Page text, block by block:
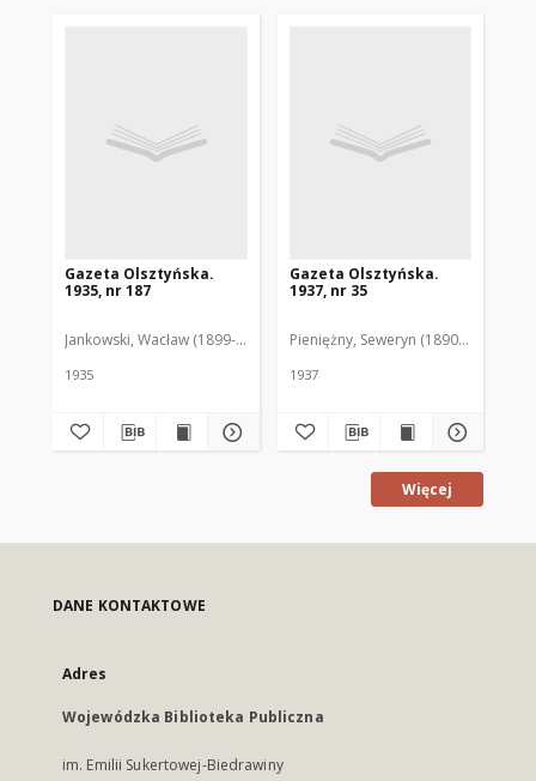
Gazeta Olsztyńska.
1935, nr 187
Jankowski, Wacław (1899-1975). Red.
1935
Gazeta Olsztyńska.
1937, nr 35
Pieniężny, Seweryn (1890-1940). Red.
1937
Więcej
DANE KONTAKTOWE
Adres
Wojewódzka Biblioteka Publiczna
im. Emilii Sukertowej-Biedrawiny